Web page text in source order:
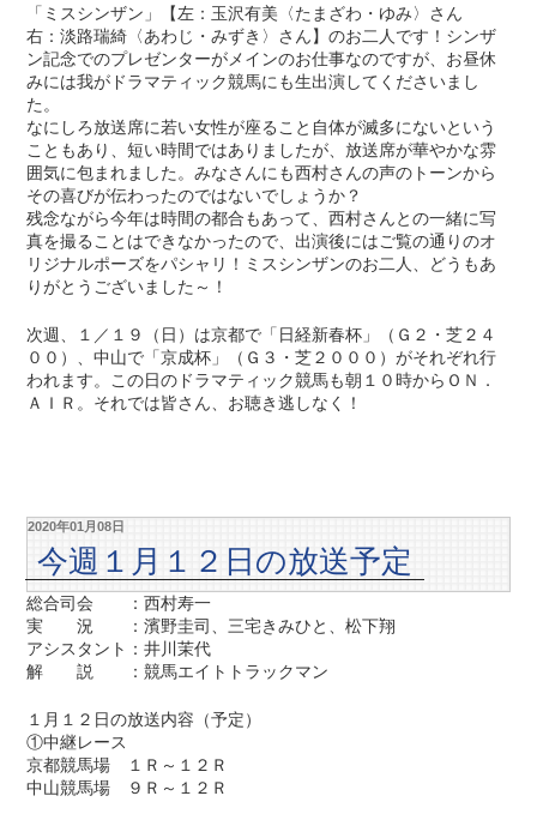
「ミスシンザン」【左：玉沢有美〈たまざわ・ゆみ〉さん
右：淡路瑞綺〈あわじ・みずき〉さん】のお二人です！シンザ
ン記念でのプレゼンターがメインのお仕事なのですが、お昼休
みには我がドラマティック競馬にも生出演してくださいまし
た。
なにしろ放送席に若い女性が座ること自体が滅多にないという
こともあり、短い時間ではありましたが、放送席が華やかな雰
囲気に包まれました。みなさんにも西村さんの声のトーンから
その喜びが伝わったのではないでしょうか？
残念ながら今年は時間の都合もあって、西村さんとの一緒に写
真を撮ることはできなかったので、出演後にはご覧の通りのオ
リジナルポーズをパシャリ！ミスシンザンのお二人、どうもあ
りがとうございました～！
次週、１／１９（日）は京都で「日経新春杯」（Ｇ２・芝２４
００）、中山で「京成杯」（Ｇ３・芝２０００）がそれぞれ行
われます。この日のドラマティック競馬も朝１０時からＯＮ．
ＡＩＲ。それでは皆さん、お聴き逃しなく！
2020年01月08日
今週１月１２日の放送予定
総合司会 ：西村寿一
実 況 ：濱野圭司、三宅きみひと、松下翔
アシスタント：井川茉代
解 説 ：競馬エイトトラックマン
１月１２日の放送内容（予定）
①中継レース
京都競馬場 １Ｒ～１２Ｒ
中山競馬場 ９Ｒ～１２Ｒ